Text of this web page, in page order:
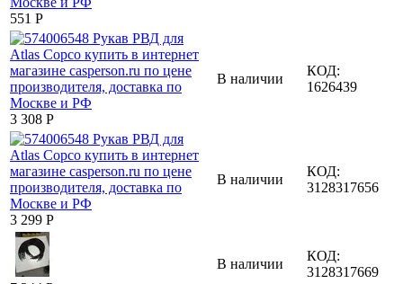
‍551‍ Р
3 308 Р
В наличии
КОД:
1626439
3 299 Р
В наличии
КОД:
3128317656
В наличии
КОД:
3128317669